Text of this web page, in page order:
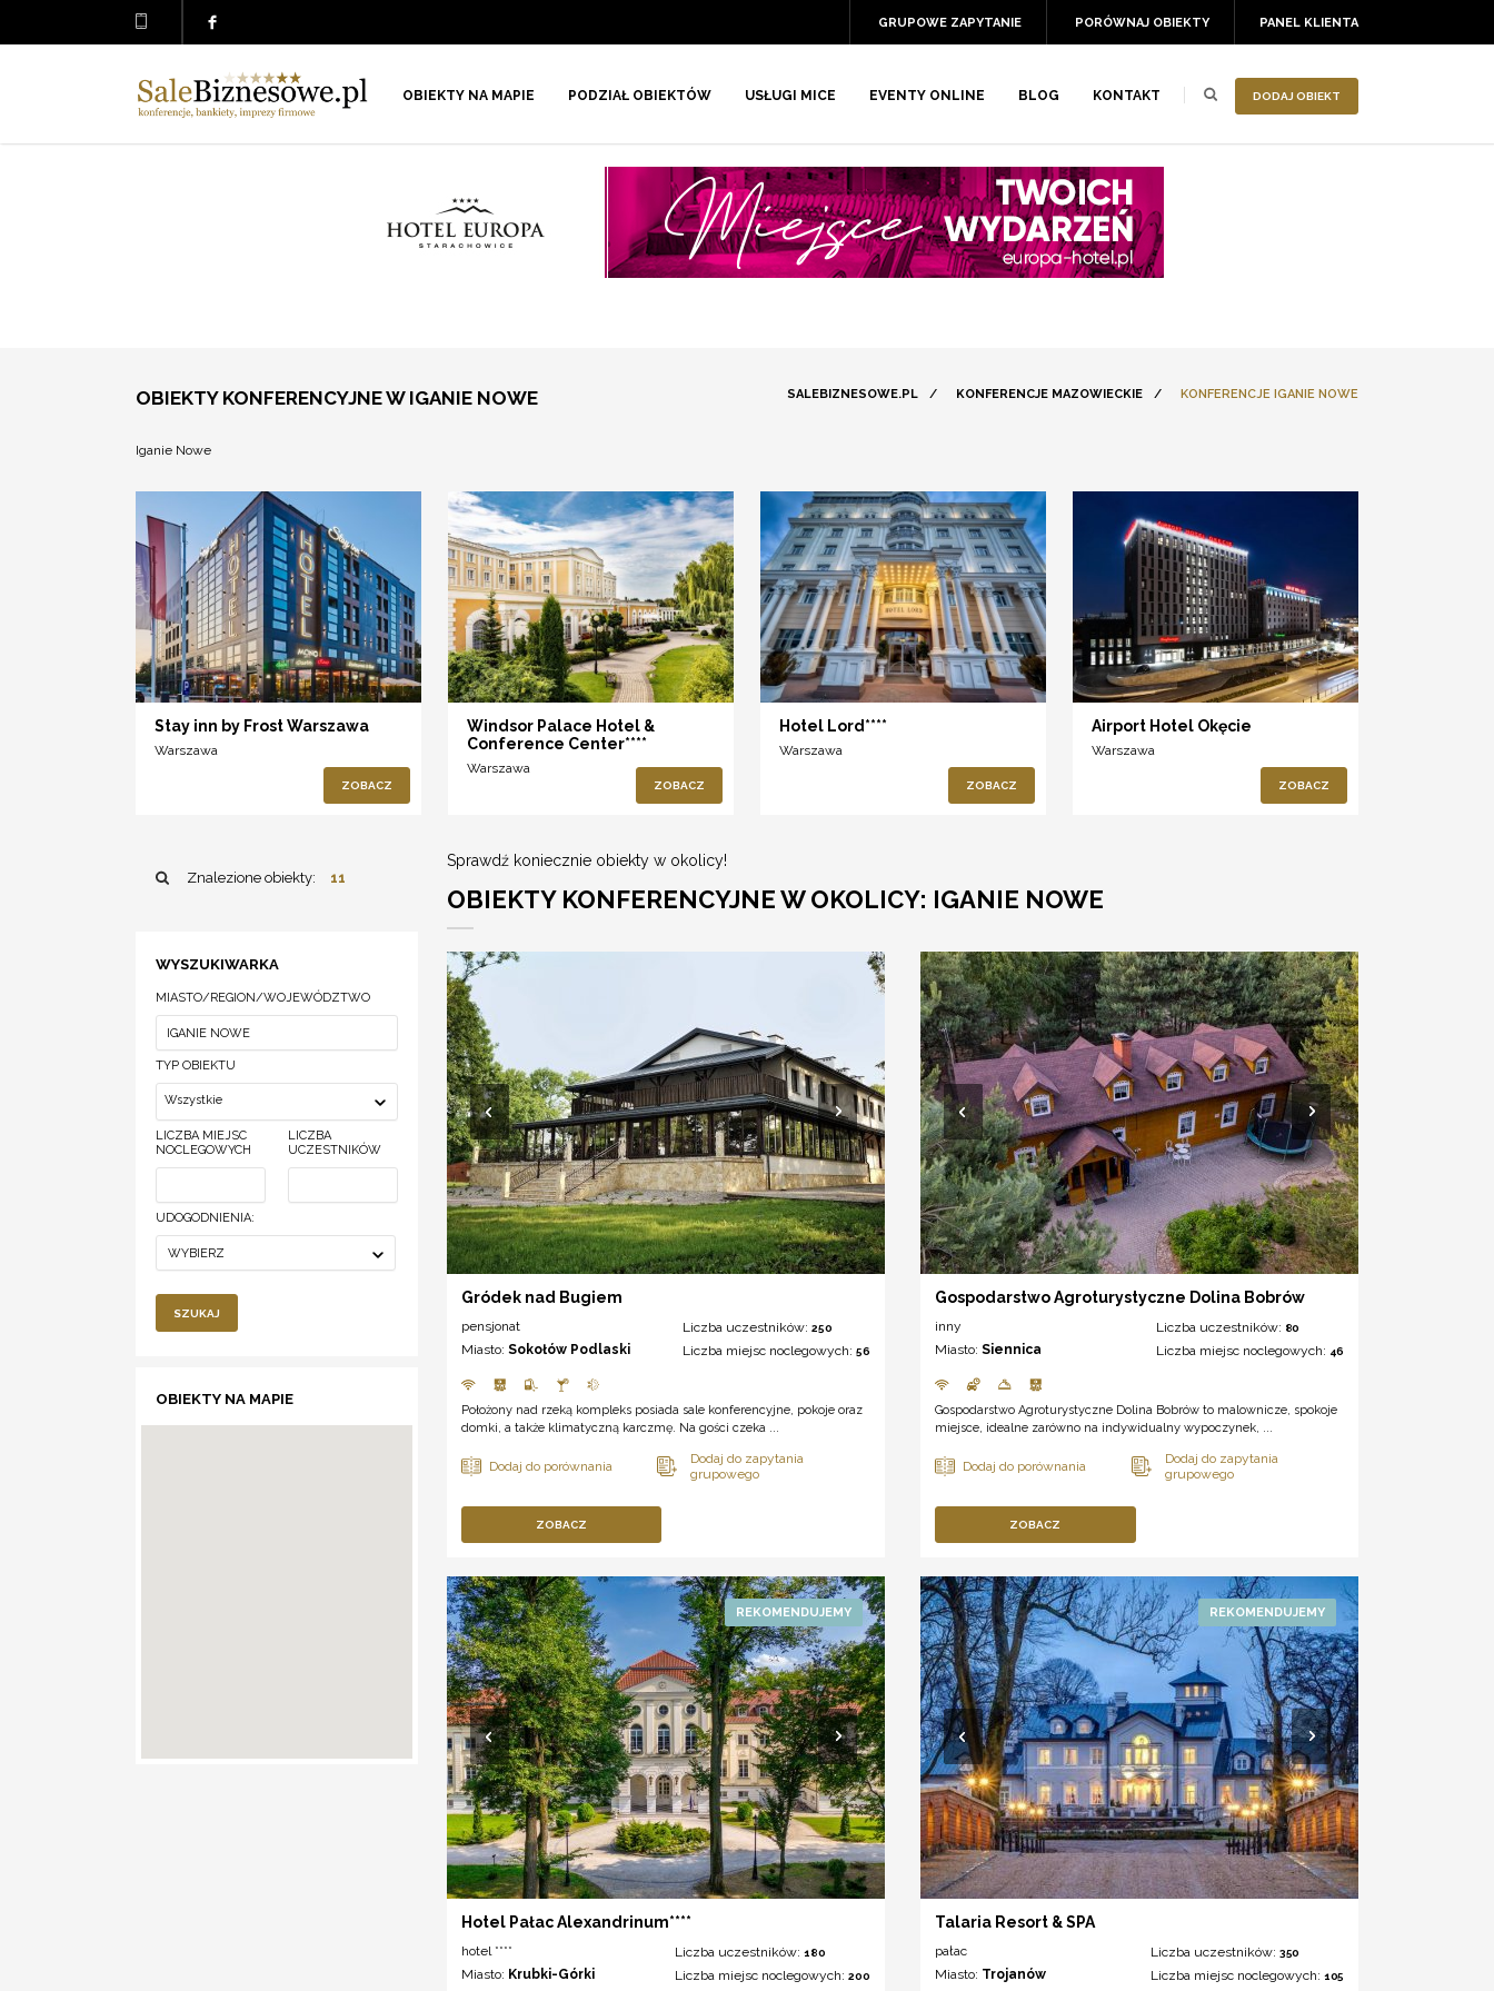
PANEL KLIENTA
PORÓWNAJ OBIEKTY
GRUPOWE ZAPYTANIE
DODAJ OBIEKT
OBIEKTY NA MAPIE PODZIAŁ OBIEKTÓW USŁUGI MICE EVENTY ONLINE BLOG KONTAKT
OBIEKTY KONFERENCYJNE W IGANIE NOWE SALEBIZNESOWE.PL / KONFERENCJE MAZOWIECKIE / KONFERENCJE IGANIE NOWE
Iganie Nowe
Stay inn by Frost Warszawa
Warszawa
ZOBACZ
Windsor Palace Hotel &
Conference Center****
Warszawa
ZOBACZ
Hotel Lord****
Warszawa
ZOBACZ
Airport Hotel Okęcie
Warszawa
ZOBACZ
Znalezione obiekty: 11
WYSZUKIWARKA
MIASTO/REGION/WOJEWÓDZTWO
TYP OBIEKTU
Wszystkie
LICZBA MIEJSC
NOCLEGOWYCH
LICZBA
UCZESTNIKÓW
UDOGODNIENIA:
WYBIERZ
SZUKAJ
OBIEKTY NA MAPIE
Sprawdź koniecznie obiekty w okolicy!
OBIEKTY KONFERENCYJNE W OKOLICY: IGANIE NOWE
Gródek nad Bugiem
pensjonat
Miasto: Sokołów Podlaski
Liczba uczestników:250
Liczba miejsc noclegowych:56
Położony nad rzeką kompleks posiada sale konferencyjne, pokoje oraz
domki, a także klimatyczną karczmę. Na gości czeka ...
ZOBACZ
Gospodarstwo Agroturystyczne Dolina Bobrów
inny
Miasto:Siennica
Liczba uczestników: 80
Liczba miejsc noclegowych: 46
Gospodarstwo Agroturystyczne Dolina Bobrów to malownicze, spokoje
miejsce, idealne zarówno na indywidualny wypoczynek, ...
ZOBACZ
Hotel Pałac Alexandrinum****
hotel ****
Miasto: Krubki-Górki
Liczba uczestników:180
Liczba miejsc noclegowych:200
Talaria Resort & SPA
pałac
Miasto: Trojanów
Liczba uczestników: 350
Liczba miejsc noclegowych: 105